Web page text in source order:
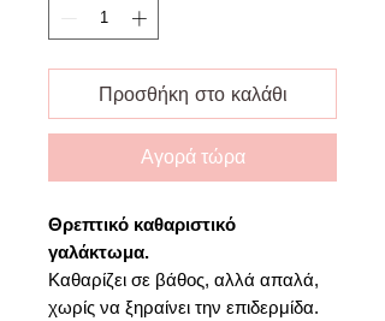
Προσθήκη στο καλάθι
Αγορά τώρα
Θρεπτικό καθαριστικό
γαλάκτωμα.
Καθαρίζει σε βάθος, αλλά απαλά,
χωρίς να ξηραίνει την επιδερμίδα.